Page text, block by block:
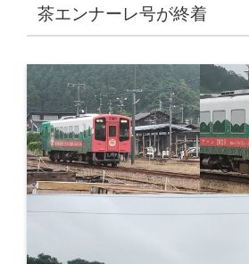
茶エンナーレ号が終着